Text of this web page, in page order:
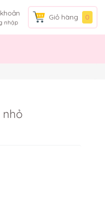
nhập
Giỏ hàng 0
nhỏ